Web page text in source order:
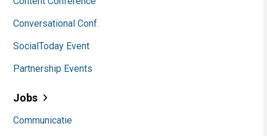
Conversational Conf.
SocialToday Event
Partnership Events
Jobs
Communicatie